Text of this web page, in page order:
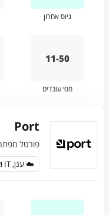
גיוס אחרון
11-50
מס׳ עובדים
Port
פורטל
☁️ ענן, IT ואנטרפרייס